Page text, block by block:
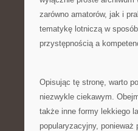
zarówno amatorów, jak i
tematykę lotniczą w
przystępnością a
Opisując tę stronę, warto
niezwykle ciekawym.
także inne formy lekkiego
popularyzacyjny,